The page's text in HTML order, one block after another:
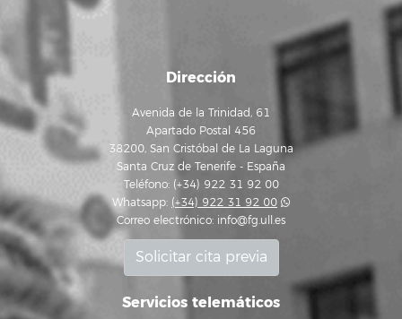
Dirección
Avenida de la Trinidad, 61
Apartado Postal 456
38200, San Cristóbal de La Laguna
Santa Cruz de Tenerife - España
Teléfono: (+34) 922 31 92 00
Whatsapp: (+34) 922 31 92 00
Correo electrónico: info@fg.ull.es
Solicitar cita previa
Servicios telemáticos